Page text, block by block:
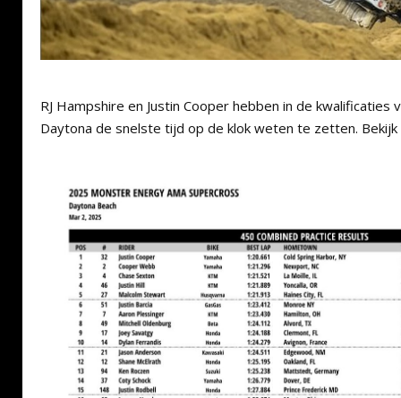
RJ Hampshire en Justin Cooper hebben in de kwalificaties
Daytona de snelste tijd op de klok weten te zetten.